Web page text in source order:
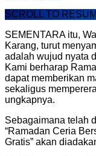
SCROLL TO
SEMENTARA itu,
Karang, turut
adalah wujud nyata
Kami berharap
dapat memberikan
sekaligus
ungkapnya.
Sebagaimana telah
“Ramadan Ceria
Gratis” akan